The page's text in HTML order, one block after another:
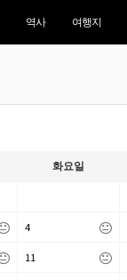
역사 여행지
화요일
4
11